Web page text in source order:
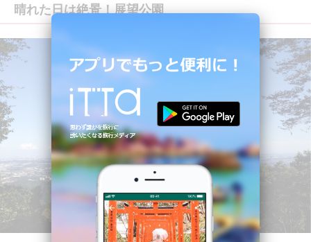
晴れた日は絶景！展望公園